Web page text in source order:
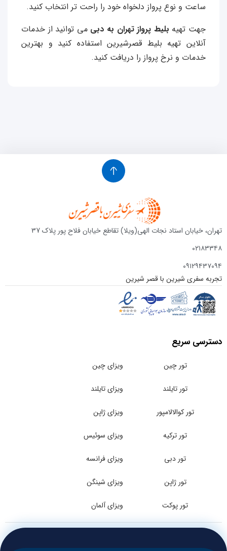
ساعت و نوع پرواز دلخواه خود را راحت‌ تر انتخاب کنید.
جهت تهیه بلیط پرواز تهران به دبی می توانید از خدمات
آنلاین تهیه بلیط قصرشیرین استفاده کنید و بهترین
خدمات و نرخ پرواز را دریافت کنید.
تهران، خیابان استاد نجات الهی(ویلا) تقاطع خیابان فلاح پور پلاک 37
۰۲۱۸۳۳۴۸
۰۹۱۲۹۴۳۷۰۹۴
تجربه سفری شیرین با قصر شیرین
دسترسی سریع
تور چین
تور تایلند
تور کوالالامپور
تور ترکیه
تور دبی
تور ژاپن
تور پوکت
ویزای چین
ویزای تایلند
ویزای ژاپن
ویزای سوئیس
ویزای فرانسه
ویزای شینگن
ویزای آلمان